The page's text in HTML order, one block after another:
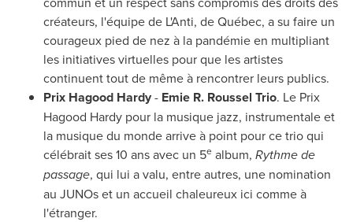
créateurs, l'équipe de L'Anti, de Québec, a su faire un
courageux pied de nez à la pandémie en multipliant
les initiatives virtuelles pour que les artistes
continuent tout de même à rencontrer leurs publics.
Prix Hagood Hardy- Emie R. Roussel Trio. Le Prix
Hagood Hardy pour la musique jazz, instrumentale et
la musique du monde arrive à point pour ce trio qui
célébrait ses 10 ans avec un 5e album, Rythme de
passage, qui lui a valu, entre autres, une nomination
au JUNOs et un accueil chaleureux ici comme à
l'étranger.